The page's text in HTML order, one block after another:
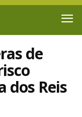
de
dos Reis